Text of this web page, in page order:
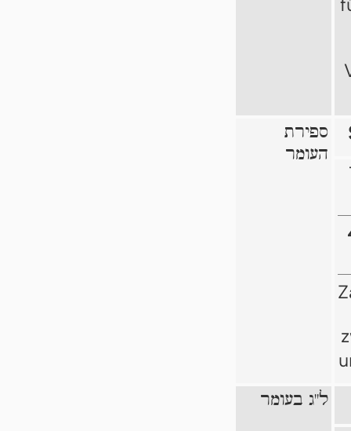
ספירת
העומר
ל"ג בעומר